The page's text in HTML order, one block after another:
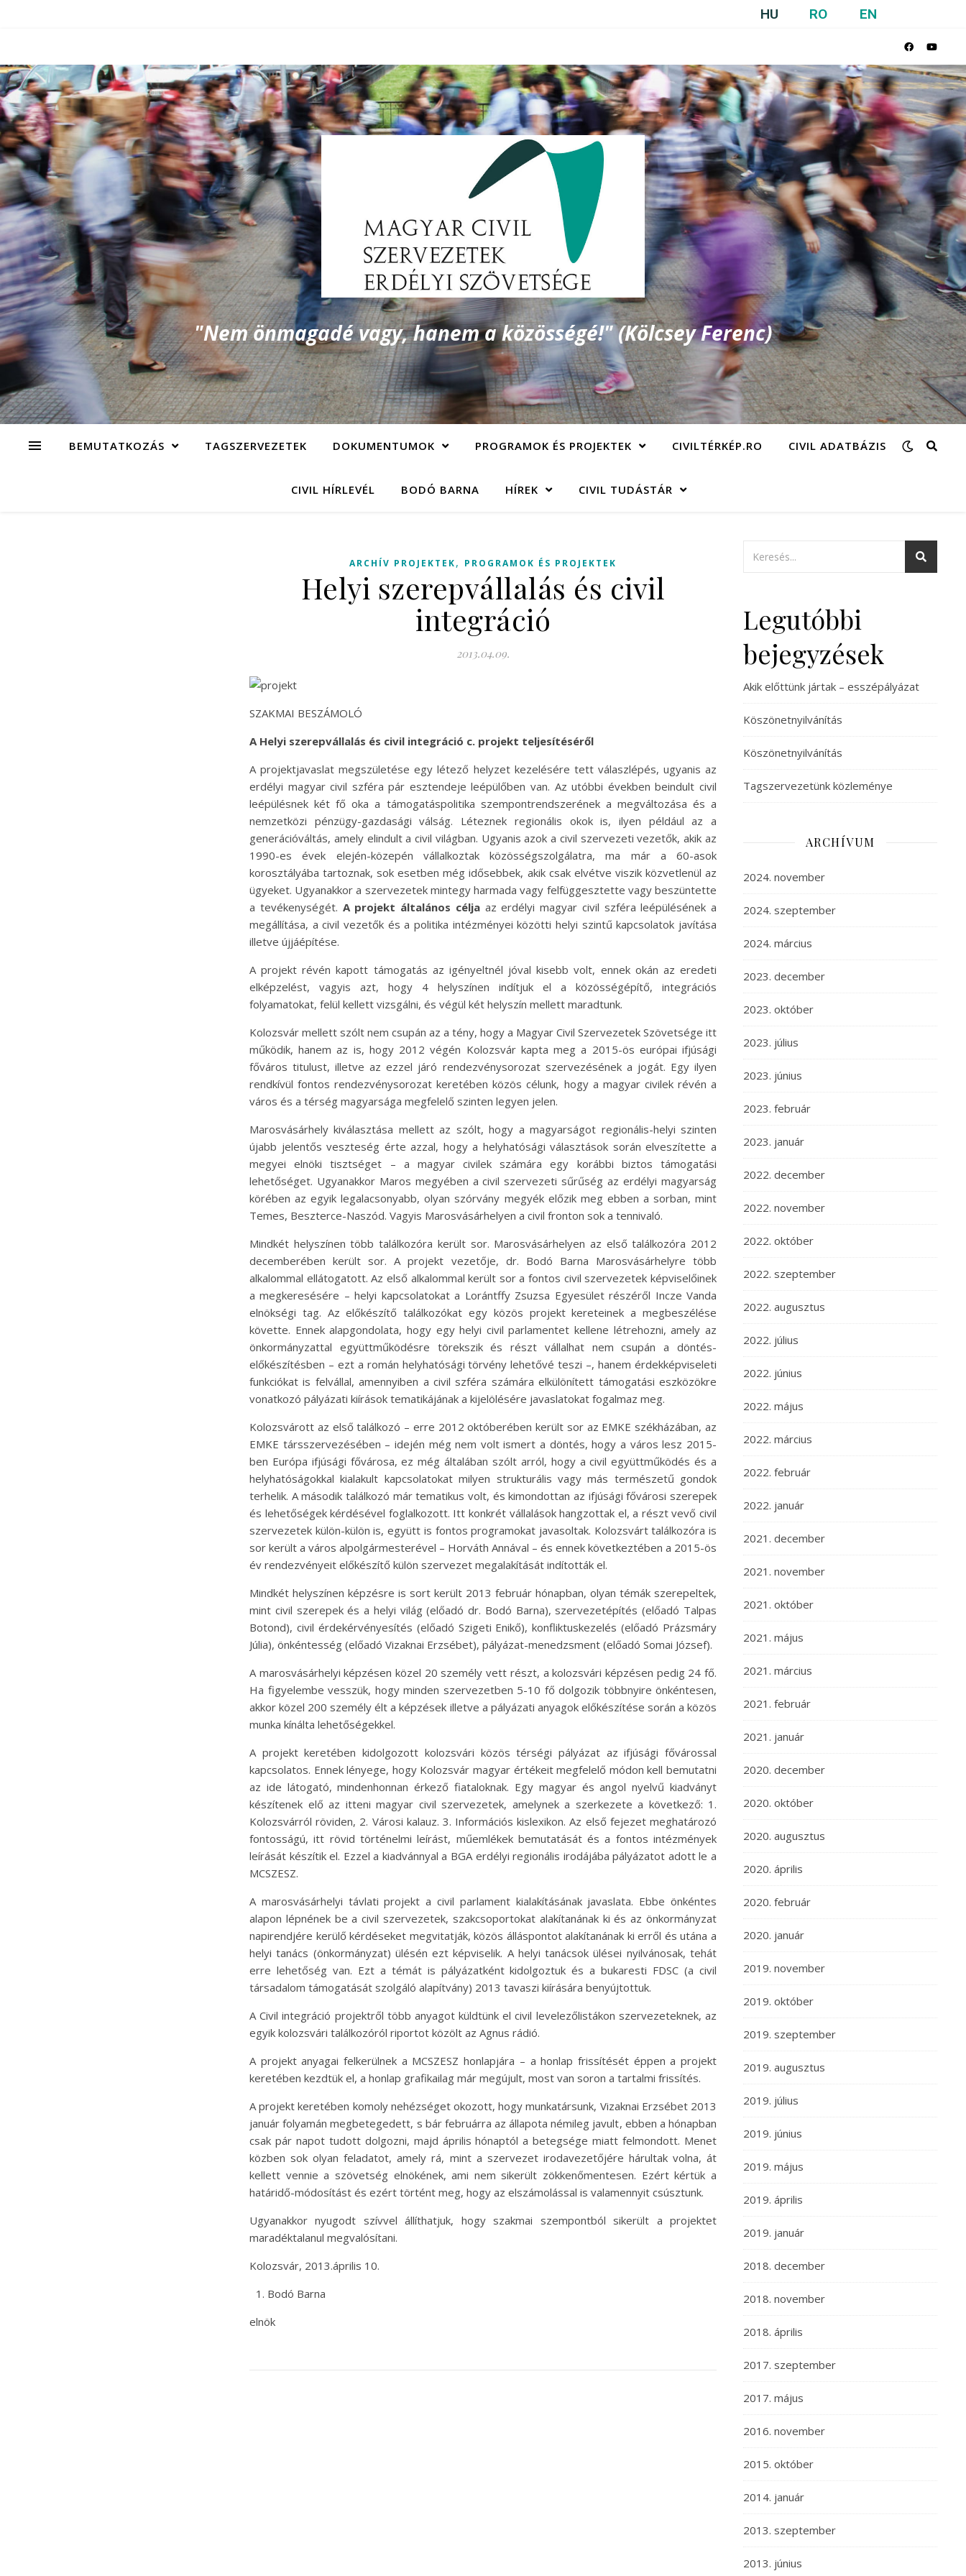
HU RO EN
"Nem önmagadé vagy, hanem a közösségé!" (Kölcsey Ferenc)
BEMUTATKOZÁS TAGSZERVEZETEK DOKUMENTUMOK PROGRAMOK ÉS PROJEKTEK CIVILTÉRKÉP.RO CIVIL ADATBÁZIS
CIVIL HÍRLEVÉL BODÓ BARNA HÍREK CIVIL TUDÁSTÁR
ARCHÍV PROJEKTEK, PROGRAMOK ÉS PROJEKTEK
Helyi szerepvállalás és civil
integráció
2013.04.09.
SZAKMAI BESZÁMOLÓ
A Helyi szerepvállalás és civil integráció c. projekt teljesítéséről
A projektjavaslat megszületése egy létező helyzet kezelésére tett válaszlépés, ugyanis az
erdélyi magyar civil szféra pár esztendeje leépülőben van. Az utóbbi években beindult civil
leépülésnek két fő oka a támogatáspolitika szempontrendszerének a megváltozása és a
nemzetközi pénzügy-gazdasági válság. Léteznek regionális okok is, ilyen például az a
generációváltás, amely elindult a civil világban. Ugyanis azok a civil szervezeti vezetők, akik az
1990-es évek elején-közepén vállalkoztak közösségszolgálatra, ma már a 60-asok
korosztályába tartoznak, sok esetben még idősebbek, akik csak elvétve viszik közvetlenül az
ügyeket. Ugyanakkor a szervezetek mintegy harmada vagy felfüggesztette vagy beszüntette
a tevékenységét. A projekt általános célja az erdélyi magyar civil szféra leépülésének a
megállítása, a civil vezetők és a politika intézményei közötti helyi szintű kapcsolatok javítása
illetve újjáépítése.
A projekt révén kapott támogatás az igényeltnél jóval kisebb volt, ennek okán az eredeti
elképzelést, vagyis azt, hogy 4 helyszínen indítjuk el a közösségépítő, integrációs
folyamatokat, felül kellett vizsgálni, és végül két helyszín mellett maradtunk.
Kolozsvár mellett szólt nem csupán az a tény, hogy a Magyar Civil Szervezetek Szövetsége itt
működik, hanem az is, hogy 2012 végén Kolozsvár kapta meg a 2015-ös európai ifjúsági
főváros titulust, illetve az ezzel járó rendezvénysorozat szervezésének a jogát. Egy ilyen
rendkívül fontos rendezvénysorozat keretében közös célunk, hogy a magyar civilek révén a
város és a térség magyarsága megfelelő szinten legyen jelen.
Marosvásárhely kiválasztása mellett az szólt, hogy a magyarságot regionális-helyi szinten
újabb jelentős veszteség érte azzal, hogy a helyhatósági választások során elveszítette a
megyei elnöki tisztséget – a magyar civilek számára egy korábbi biztos támogatási
lehetőséget. Ugyanakkor Maros megyében a civil szervezeti sűrűség az erdélyi magyarság
körében az egyik legalacsonyabb, olyan szórvány megyék előzik meg ebben a sorban, mint
Temes, Beszterce-Naszód. Vagyis Marosvásárhelyen a civil fronton sok a tennivaló.
Mindkét helyszínen több találkozóra került sor. Marosvásárhelyen az első találkozóra 2012
decemberében került sor. A projekt vezetője, dr. Bodó Barna Marosvásárhelyre több
alkalommal ellátogatott. Az első alkalommal került sor a fontos civil szervezetek képviselőinek
a megkeresésére – helyi kapcsolatokat a Lorántffy Zsuzsa Egyesület részéről Incze Vanda
elnökségi tag. Az előkészítő találkozókat egy közös projekt kereteinek a megbeszélése
követte. Ennek alapgondolata, hogy egy helyi civil parlamentet kellene létrehozni, amely az
önkormányzattal együttműködésre törekszik és részt vállalhat nem csupán a döntés-
előkészítésben – ezt a román helyhatósági törvény lehetővé teszi –, hanem érdekképviseleti
funkciókat is felvállal, amennyiben a civil szféra számára elkülönített támogatási eszközökre
vonatkozó pályázati kiírások tematikájának a kijelölésére javaslatokat fogalmaz meg.
Kolozsvárott az első találkozó – erre 2012 októberében került sor az EMKE székházában, az
EMKE társszervezésében – idején még nem volt ismert a döntés, hogy a város lesz 2015-
ben Európa ifjúsági fővárosa, ez még általában szólt arról, hogy a civil együttműködés és a
helyhatóságokkal kialakult kapcsolatokat milyen strukturális vagy más természetű gondok
terhelik. A második találkozó már tematikus volt, és kimondottan az ifjúsági fővárosi szerepek
és lehetőségek kérdésével foglalkozott. Itt konkrét vállalások hangzottak el, a részt vevő civil
szervezetek külön-külön is, együtt is fontos programokat javasoltak. Kolozsvárt találkozóra is
sor került a város alpolgármesterével – Horváth Annával – és ennek következtében a 2015-ös
év rendezvényeit előkészítő külön szervezet megalakítását indították el.
Mindkét helyszínen képzésre is sort került 2013 február hónapban, olyan témák szerepeltek,
mint civil szerepek és a helyi világ (előadó dr. Bodó Barna), szervezetépítés (előadó Talpas
Botond), civil érdekérvényesítés (előadó Szigeti Enikő), konfliktuskezelés (előadó Prázsmáry
Júlia), önkéntesség (előadó Vizaknai Erzsébet), pályázat-menedzsment (előadó Somai József).
A marosvásárhelyi képzésen közel 20 személy vett részt, a kolozsvári képzésen pedig 24 fő.
Ha figyelembe vesszük, hogy minden szervezetben 5-10 fő dolgozik többnyire önkéntesen,
akkor közel 200 személy élt a képzések illetve a pályázati anyagok előkészítése során a közös
munka kínálta lehetőségekkel.
A projekt keretében kidolgozott kolozsvári közös térségi pályázat az ifjúsági fővárossal
kapcsolatos. Ennek lényege, hogy Kolozsvár magyar értékeit megfelelő módon kell bemutatni
az ide látogató, mindenhonnan érkező fiataloknak. Egy magyar és angol nyelvű kiadványt
készítenek elő az itteni magyar civil szervezetek, amelynek a szerkezete a következő: 1.
Kolozsvárról röviden, 2. Városi kalauz. 3. Információs kislexikon. Az első fejezet meghatározó
fontosságú, itt rövid történelmi leírást, műemlékek bemutatását és a fontos intézmények
leírását készítik el. Ezzel a kiadvánnyal a BGA erdélyi regionális irodájába pályázatot adott le a
MCSZESZ.
A marosvásárhelyi távlati projekt a civil parlament kialakításának javaslata. Ebbe önkéntes
alapon lépnének be a civil szervezetek, szakcsoportokat alakítanának ki és az önkormányzat
napirendjére kerülő kérdéseket megvitatják, közös álláspontot alakítanának ki erről és utána a
helyi tanács (önkormányzat) ülésén ezt képviselik. A helyi tanácsok ülései nyilvánosak, tehát
erre lehetőség van. Ezt a témát is pályázatként kidolgoztuk és a bukaresti FDSC (a civil
társadalom támogatását szolgáló alapítvány) 2013 tavaszi kiírására benyújtottuk.
A Civil integráció projektről több anyagot küldtünk el civil levelezőlistákon szervezeteknek, az
egyik kolozsvári találkozóról riportot közölt az Agnus rádió.
A projekt anyagai felkerülnek a MCSZESZ honlapjára – a honlap frissítését éppen a projekt
keretében kezdtük el, a honlap grafikailag már megújult, most van soron a tartalmi frissítés.
A projekt keretében komoly nehézséget okozott, hogy munkatársunk, Vizaknai Erzsébet 2013
január folyamán megbetegedett, s bár februárra az állapota némileg javult, ebben a hónapban
csak pár napot tudott dolgozni, majd április hónaptól a betegsége miatt felmondott. Menet
közben sok olyan feladatot, amely rá, mint a szervezet irodavezetőjére hárultak volna, át
kellett vennie a szövetség elnökének, ami nem sikerült zökkenőmentesen. Ezért kértük a
határidő-módosítást és ezért történt meg, hogy az elszámolással is valamennyit csúsztunk.
Ugyanakkor nyugodt szívvel állíthatjuk, hogy szakmai szempontból sikerült a projektet
maradéktalanul megvalósítani.
Kolozsvár, 2013.április 10.
Bodó Barna
elnök
Legutóbbi
bejegyzések
Akik előttünk jártak – esszépályázat
Köszönetnyilvánítás
Köszönetnyilvánítás
Tagszervezetünk közleménye
ARCHÍVUM
2024. november
2024. szeptember
2024. március
2023. december
2023. október
2023. július
2023. június
2023. február
2023. január
2022. december
2022. november
2022. október
2022. szeptember
2022. augusztus
2022. július
2022. június
2022. május
2022. március
2022. február
2022. január
2021. december
2021. november
2021. október
2021. május
2021. március
2021. február
2021. január
2020. december
2020. október
2020. augusztus
2020. április
2020. február
2020. január
2019. november
2019. október
2019. szeptember
2019. augusztus
2019. július
2019. június
2019. május
2019. április
2019. január
2018. december
2018. november
2018. április
2017. szeptember
2017. május
2016. november
2015. október
2014. január
2013. szeptember
2013. június